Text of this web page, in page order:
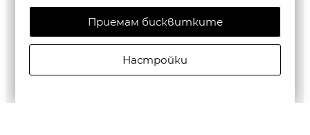
Приемам бисквитките
Настройки